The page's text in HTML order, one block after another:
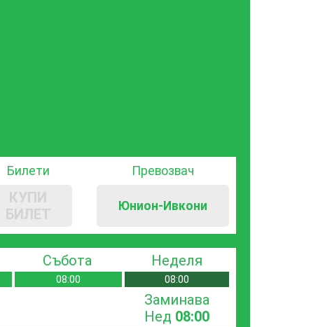
Билети
КУПИ
БИЛЕТ
Превозвач
Юнион-Ивкони
Събота
08:00
Неделя
08:00
Заминава
Нед 08:00